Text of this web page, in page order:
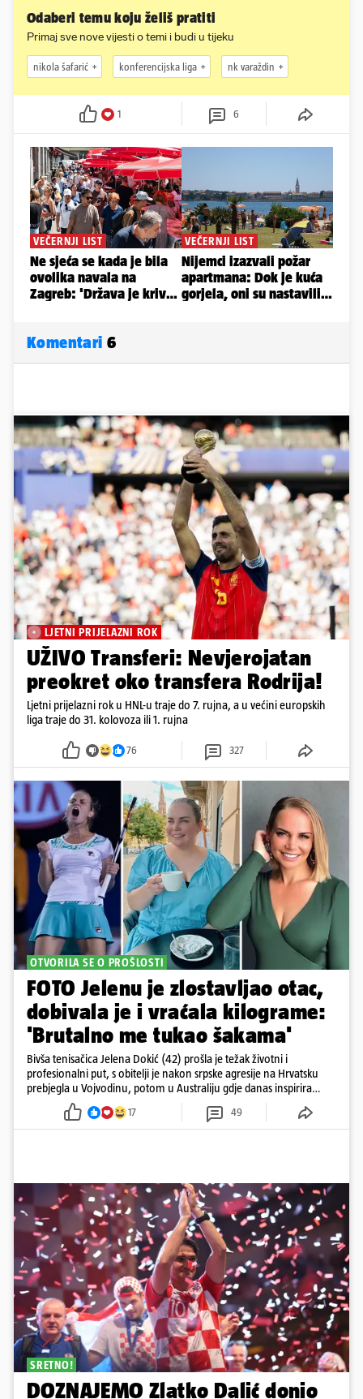
Odaberi temu koju želiš pratiti
Primaj sve nove vijesti o temi i budi u tijeku
nikola šafarić konferencijska liga nk varaždin
1 6
Komentari 6
LJETNI PRIJELAZNI ROK
UŽIVO Transferi: Nevjerojatan
preokret oko transfera Rodrija!
Ljetni prijelazni rok u HNL-u traje do 7. rujna, a u većini europskih
liga traje do 31. kolovoza ili 1. rujna
76 327
OTVORILA SE O PROŠLOSTI
FOTO Jelenu je zlostavljao otac,
dobivala je i vraćala kilograme:
'Brutalno me tukao šakama'
Bivša tenisačica Jelena Dokić (42) prošla je težak životni i
profesionalni put, s obitelji je nakon srpske agresije na Hrvatsku
prebjegla u Vojvodinu, potom u Australiju gdje danas inspirira
17 49
SRETNO!
DOZNAJEMO Zlatko Dalić donio